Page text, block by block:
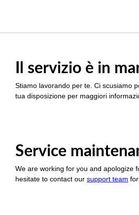
Il servizio è in
Stiamo lavorando per te. Ci scusiamo
tua disposizione per maggiori
Service
We are working for you and apologize
hesitate to contact oursupport team